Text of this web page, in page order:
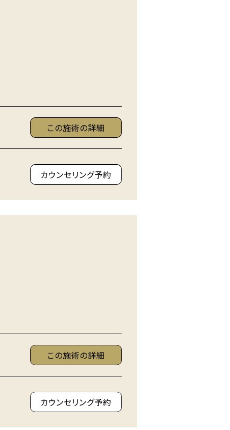
この施術の詳細
カウンセリング予約
この施術の詳細
カウンセリング予約